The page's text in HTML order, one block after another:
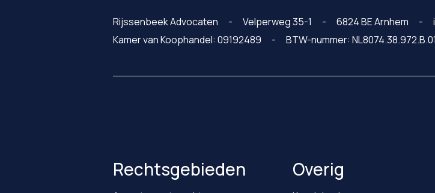
Rijssenbeek Advocaten Velperweg 35-1 6824 BE Arnhem
Kamer van Koophandel: 09192489
BTW-nummer: NL8074.38.972.B.01
Rechtsgebieden Overig